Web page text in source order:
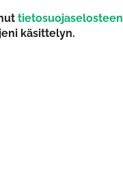
tietosuojaselosteen
käsittelyn.